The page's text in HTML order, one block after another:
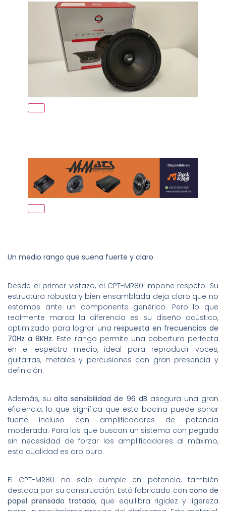
Un medio rango que suena fuerte y claro
Desde el primer vistazo, el CPT-MR80 impone respeto. Su
estructura robusta y bien ensamblada deja claro que no
estamos ante un componente genérico. Pero lo que
realmente marca la diferencia es su diseño acústico,
optimizado para lograr unarespuesta en frecuencias de
70Hz a 8KHz. Este rango permite una cobertura perfecta
en el espectro medio, ideal para reproducir voces,
guitarras, metales y percusiones con gran presencia y
definición.
Además, sualta sensibilidad de 96 dB asegura una gran
eficiencia, lo que significa que esta bocina puede sonar
fuerte incluso con amplificadores de potencia
moderada. Para los que buscan un sistema con pegada
sin necesidad de forzar los amplificadores al máximo,
esta cualidad es oro puro.
El CPT-MR80 no solo cumple en potencia, también
destaca por su construcción. Está fabricado con cono de
papel prensado tratado, que equilibra rigidez y ligereza